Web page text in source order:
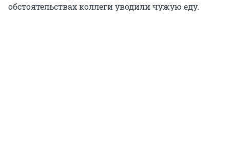
обстоятельствах коллеги уводили чужую еду.